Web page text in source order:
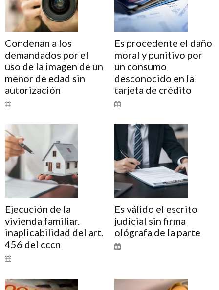
Condenan a los
demandados por el
uso de la imagen de un
menor de edad sin
autorización
Es procedente el daño
moral y punitivo por
un consumo
desconocido en la
tarjeta de crédito
Ejecución de la
vivienda familiar.
inaplicabilidad del art.
456 del cccn
Es válido el escrito
judicial sin firma
ológrafa de la parte